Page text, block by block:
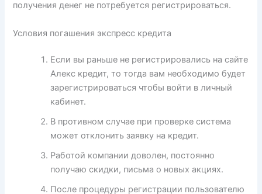
получения денег не потребуется регистрироваться.
Условия погашения экспресс кредита
Если вы раньше не регистрировались на сайте
Алекс кредит, то тогда вам необходимо будет
зарегистрироваться чтобы войти в личный
кабинет.
В противном случае при проверке система
может отклонить заявку на кредит.
Работой компании доволен, постоянно
получаю скидки, письма о новых акциях.
После процедуры регистрации пользователю